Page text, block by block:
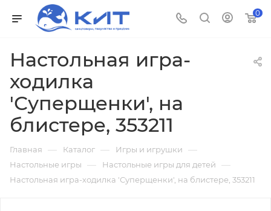
0
Настольная игра-
ходилка
'Суперщенки', на
блистере, 353211
Главная — Каталог — Игры и игрушки —
Настольные игры — Настольные игры для детей —
Настольная игра-ходилка 'Суперщенки', на блистере, 353211